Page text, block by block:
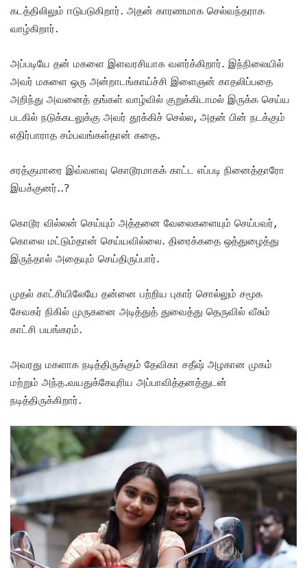
கடத்திலிலும் ஈடுபடுகிறார். அதன் காரணமாக செல்வந்தராக
வாழ்கிறார்.
அப்படியே தன் மகளை இளவரசியாக வளர்க்கிறார். இந்நிலையில்
அவர் மகளை ஒரு அன்றாடங்காய்ச்சி இளைஞன் காதலிப்பதை
அறிந்து அவனைத் தங்கள் வாழ்வில் குறுக்கிடாமல் இருக்க செய்ய
படகில் நடுக்கடலுக்கு அவர் தூக்கிச் செல்ல, அதன் பின் நடக்கும்
எதிர்பாராத சம்பவங்கள்தான் கதை.
சரத்குமாரை இவ்வளவு கொடூரமாகக் காட்ட எப்படி நினைத்தாரோ
இயக்குனர்..?
கொடூர வில்லன் செய்யும் அத்தனை வேலைகளையும் செய்பவர்,
கொலை மட்டும்தான் செய்யவில்லை. திரைக்கதை ஒத்துழைத்து
இருந்தால் அதையும் செய்திருப்பார்.
முதல் காட்சியிலேயே தன்னை பற்றிய புகார் சொல்லும் சமூக
சேவகர் நிகில் முருகனை அடித்துத் துவைத்து தெருவில் வீசும்
காட்சி பயங்கரம்.
அவரது மகளாக நடித்திருக்கும் தேவிகா சதீஷ் அழகான முகம்
மற்றும் அந்த.வயதுக்கேயுரிய அப்பாவித்தனத்துடன்
நடித்திருக்கிறார்.